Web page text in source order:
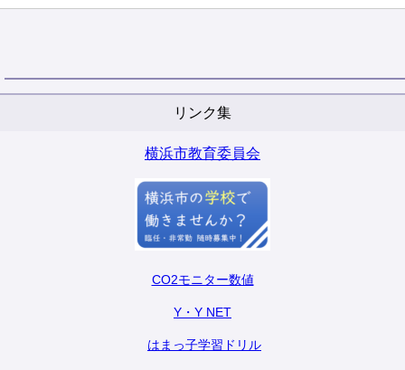
リンク集
横浜市教育委員会
CO2モニター数値
Y・Y NET
はまっ子学習ドリル